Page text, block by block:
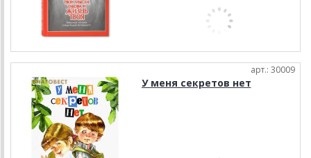
арт.: 30009
У меня секретов нет